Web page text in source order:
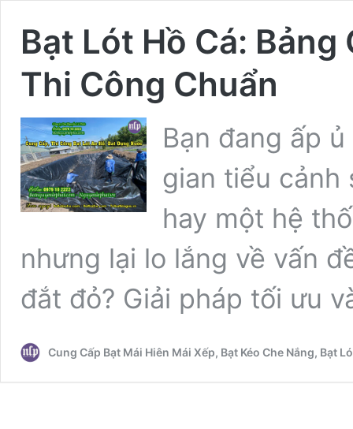
Bạt Lót Hồ Cá:
Thi Công Chuẩn
Bạn đang ấp
gian tiểu cảnh
hay một hệ
nhưng lại lo lắng về vấn
đắt đỏ? Giải pháp tối ưu
Cung Cấp Bạt Mái Hiên Mái Xếp, Bạt Kéo Che Nắng, Bạt